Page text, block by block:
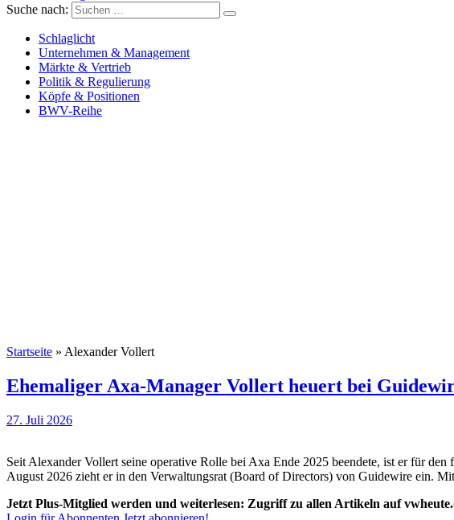
Versicherungswirtschaft-heute
Suche nach:
Schlaglicht
Unternehmen & Management
Märkte & Vertrieb
Politik & Regulierung
Köpfe & Positionen
BWV-Reihe
Startseite » Alexander Vollert
Ehemaliger Axa-Manager Vollert heuert bei
27. Juli 2026
Seit Alexander Vollert seine operative Rolle bei Axa Ende 2025 beendete, ist er für
August 2026 zieht er in den Verwaltungsrat (Board of Directors) von Guidewire ein.
Jetzt Plus-Mitglied werden und weiterlesen: Zugriff zu allen Artikeln auf